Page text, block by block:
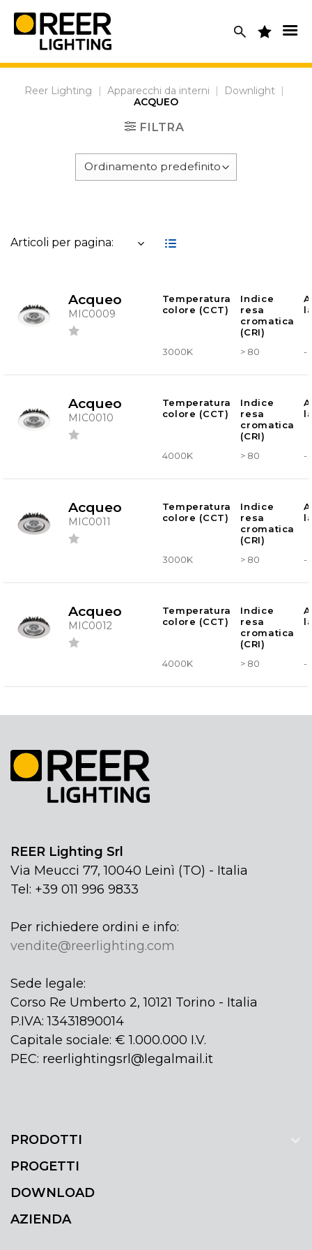
content
Reer Lighting | Apparecchi da interni | Downlight |
ACQUEO
FILTRA
Articoli per pagina:
Acqueo
MIC0009
Temperatura
colore (CCT)
Indice
resa
cromatica
(CRI)
3000K > 80 -
Acqueo
MIC0010
Temperatura
colore (CCT)
Indice
resa
cromatica
(CRI)
4000K > 80 -
Acqueo
MIC0011
Temperatura
colore (CCT)
Indice
resa
cromatica
(CRI)
3000K > 80 -
Acqueo
MIC0012
Temperatura
colore (CCT)
Indice
resa
cromatica
(CRI)
4000K > 80 -
REER Lighting Srl
Via Meucci 77, 10040 Leinì (TO) - Italia
Tel: +39 011 996 9833
Per richiedere ordini e info:
vendite@reerlighting.com
Sede legale:
Corso Re Umberto 2, 10121 Torino - Italia
P.IVA: 13431890014
Capitale sociale: € 1.000.000 I.V.
PEC: reerlightingsrl@legalmail.it
PRODOTTI
PROGETTI
DOWNLOAD
AZIENDA